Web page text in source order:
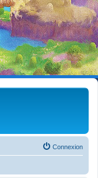
Connexion